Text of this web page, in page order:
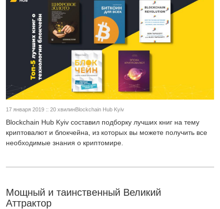
17 января 2019 :: 20 хвилинBlockchain Hub Kyiv
Blockchain Hub Kyiv составил подборку лучших книг на тему
криптовалют и блокчейна, из которых вы можете получить все
необходимые знания о криптомире.
Мощный и таинственный Великий
Аттрактор